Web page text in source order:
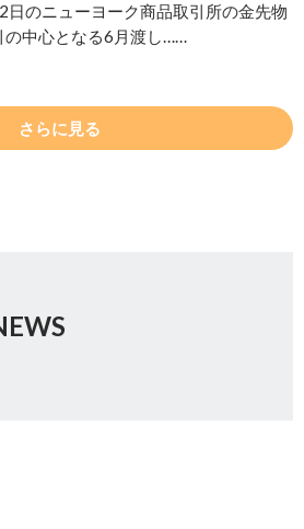
日のニューヨーク商品取引所の金先物
の中心となる6月渡し……
さらに見る